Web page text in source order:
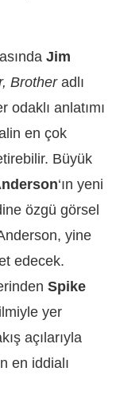
Jim
Brotheradlı
odaklı anlatımı
en çok
Büyük
‘ın yeni
özgü görsel
yine
edecek.
Spike
yer
açılarıyla
en iddialı